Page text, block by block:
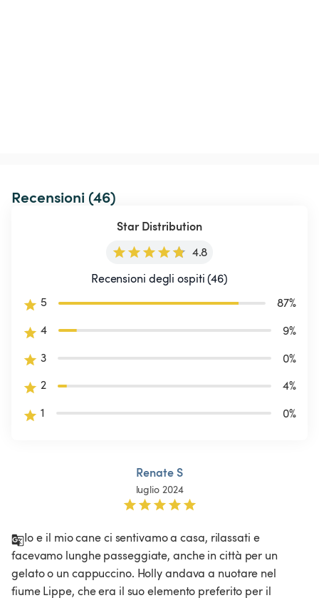
Recensioni (46)
Star Distribution
4.8
Recensioni degli ospiti (46)
5
87%
4
9%
3
0%
2
4%
1
0%
Renate S
luglio 2024
Io e il mio cane ci sentivamo a casa, rilassati e
facevamo lunghe passeggiate, anche in città per un
gelato o un cappuccino. Holly andava a nuotare nel
fiume Lippe, che era il suo elemento preferito per il